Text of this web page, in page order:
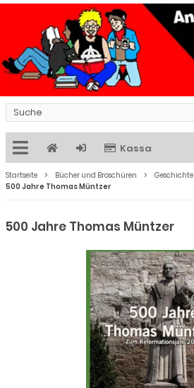
Kassa
Startseite Bücher und Broschüren Geschichte
500 Jahre Thomas Müntzer
500 Jahre Thomas Müntzer